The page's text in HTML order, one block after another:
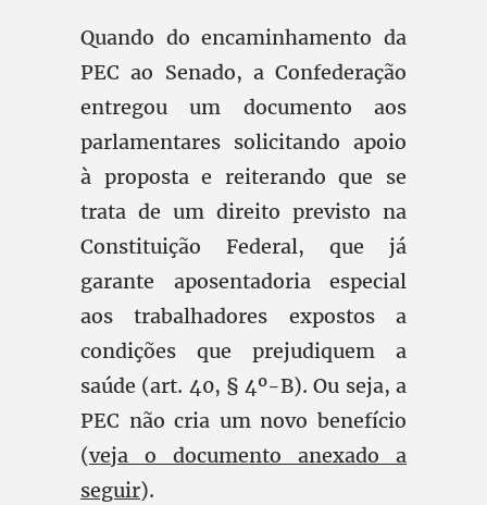
Quando do encaminhamento da
PEC ao Senado, a Confederação
entregou um documento aos
parlamentares solicitando apoio
à proposta e reiterando que se
trata de um direito previsto na
Constituição Federal, que já
garante aposentadoria especial
aos trabalhadores expostos a
condições que prejudiquem a
saúde (art. 40, § 4º-B). Ou seja, a
PEC não cria um novo benefício
(veja o documento anexado a
seguir).